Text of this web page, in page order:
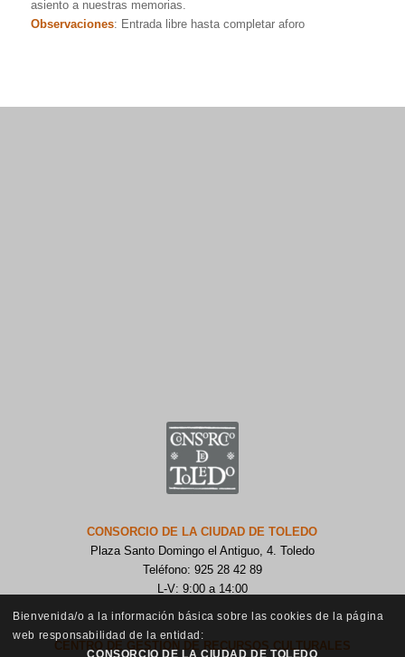
asiento a nuestras memorias.
Observaciones: Entrada libre hasta completar aforo
CONSORCIO DE LA CIUDAD DE TOLEDO
Plaza Santo Domingo el Antiguo, 4. Toledo
Teléfono: 925 28 42 89
L-V: 9:00 a 14:00
CENTRO DE GESTIÓN DE RECURSOS CULTURALES
Bienvenida/o a la información básica sobre las cookies de la página
web responsabilidad de la entidad: